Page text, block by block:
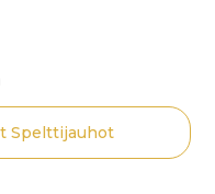
Spelttijauhot